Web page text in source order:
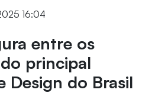
16:04
entre os
principal
Design do Brasil